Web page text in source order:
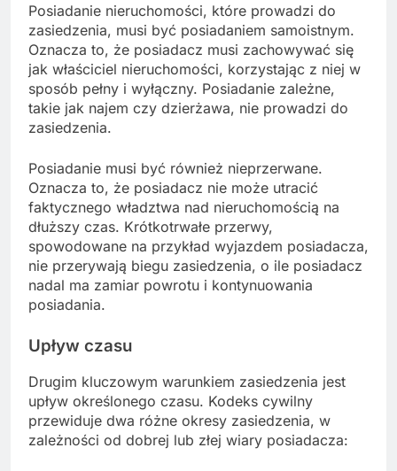
Posiadanie nieruchomości, które prowadzi do
zasiedzenia, musi być posiadaniem samoistnym.
Oznacza to, że posiadacz musi zachowywać się
jak właściciel nieruchomości, korzystając z niej w
sposób pełny i wyłączny. Posiadanie zależne,
takie jak najem czy dzierżawa, nie prowadzi do
zasiedzenia.
Posiadanie musi być również nieprzerwane.
Oznacza to, że posiadacz nie może utracić
faktycznego władztwa nad nieruchomością na
dłuższy czas. Krótkotrwałe przerwy,
spowodowane na przykład wyjazdem posiadacza,
nie przerywają biegu zasiedzenia, o ile posiadacz
nadal ma zamiar powrotu i kontynuowania
posiadania.
Upływ czasu
Drugim kluczowym warunkiem zasiedzenia jest
upływ określonego czasu. Kodeks cywilny
przewiduje dwa różne okresy zasiedzenia, w
zależności od dobrej lub złej wiary posiadacza: